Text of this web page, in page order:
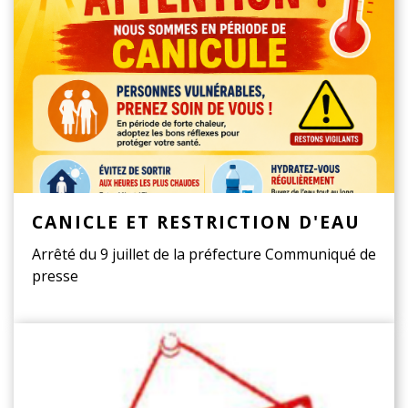
CANICLE ET RESTRICTION D'EAU
Arrêté du 9 juillet de la préfecture Communiqué de
presse